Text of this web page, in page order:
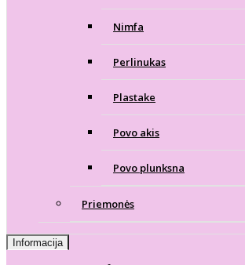
Nimfa
Perlinukas
Plastake
Povo akis
Povo plunksna
Priemonės
Informacija